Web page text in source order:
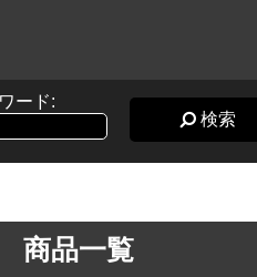
ード:
検索
商品一覧